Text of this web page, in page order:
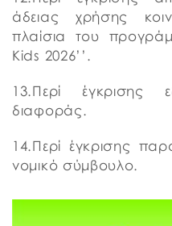
άδειας χρήσης
πλαίσια του
Kids 2026’’.
13.Περί έγκρισης
διαφοράς.
14.Περί έγκρισης
νομικό σύμβουλο.